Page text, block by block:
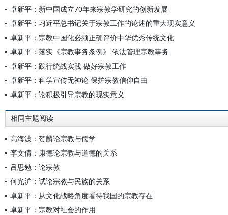
卓新平：新中国成立70年来宗教学研究的创新发展
卓新平：习近平总书记关于宗教工作的论述的重大现实意义
卓新平：宗教中国化必须正确评价中华优秀传统文化
卓新平：落实《宗教事务条例》 依法管理宗教事务
卓新平：践行统战实践 做好宗教工作
卓新平：科学宣传无神论 保护宗教信仰自由
卓新平：论积极引导宗教的现实意义
相同主题阅读
高海波：贺麟论宗教与儒学
李文倩：康德论宗教与道德的关系
吕思勉：论宗教
何光沪：试论宗教与民族的关系
卓新平：从文化战略角度看待我国的宗教存在
卓新平：宗教对社会的作用